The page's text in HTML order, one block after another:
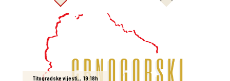
Titogradske vijesti,, 19:18h